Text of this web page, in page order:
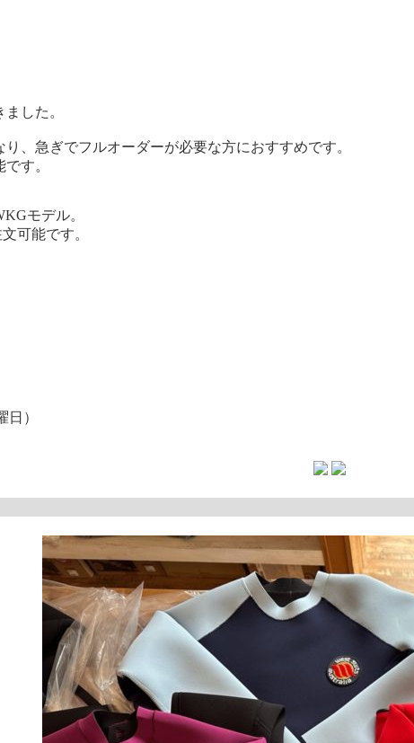
した。
、急ぎでフルオーダーが必要な方におすすめです。
す。
モデル。
可能です。
）